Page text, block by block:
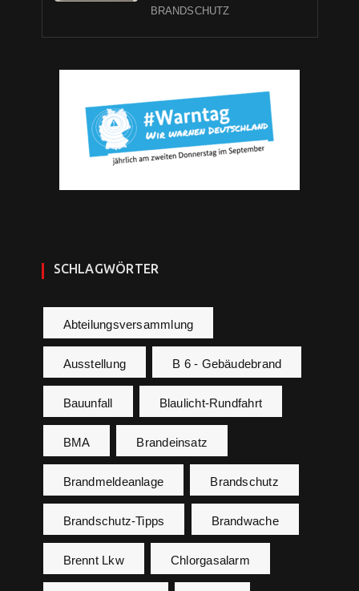
BRANDSCHUTZ
SCHLAGWÖRTER
Abteilungsversammlung
Ausstellung B 6 - Gebäudebrand
Bauunfall Blaulicht-Rundfahrt
BMA Brandeinsatz
Brandmeldeanlage Brandschutz
Brandschutz-Tipps Brandwache
Brennt Lkw Chlorgasalarm